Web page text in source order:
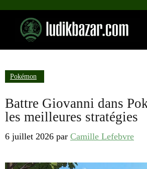
contenu
Pokémon
Battre Giovanni dans
les meilleures stratégies
6 juillet 2026 par Camille Lefebvre